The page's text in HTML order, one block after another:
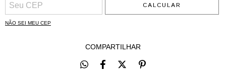
CALCULAR
NÃO SEI MEU CEP
COMPARTILHAR